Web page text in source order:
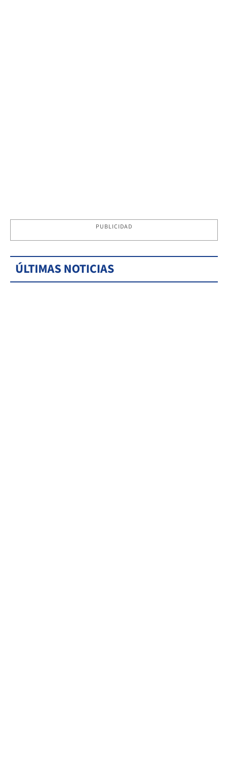
PUBLICIDAD
ÚLTIMAS NOTICIAS